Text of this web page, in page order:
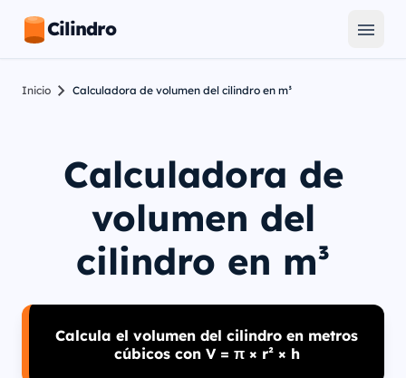
Cilindro
Inicio Calculadora de volumen del cilindro en m³
Calculadora de
volumen del
cilindro en m³
Calcula el volumen del cilindro en metros
cúbicos con V = π × r² × h